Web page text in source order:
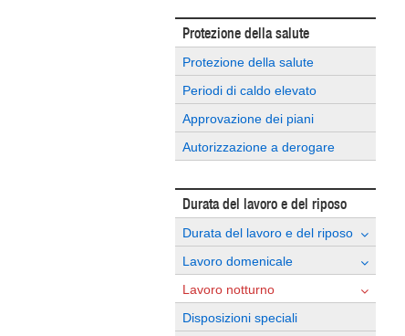
Protezione della salute
Protezione della salute
Periodi di caldo elevato
Approvazione dei piani
Autorizzazione a derogare
Durata del lavoro e del riposo
Durata del lavoro e del riposo
Lavoro domenicale
Lavoro notturno
Disposizioni speciali